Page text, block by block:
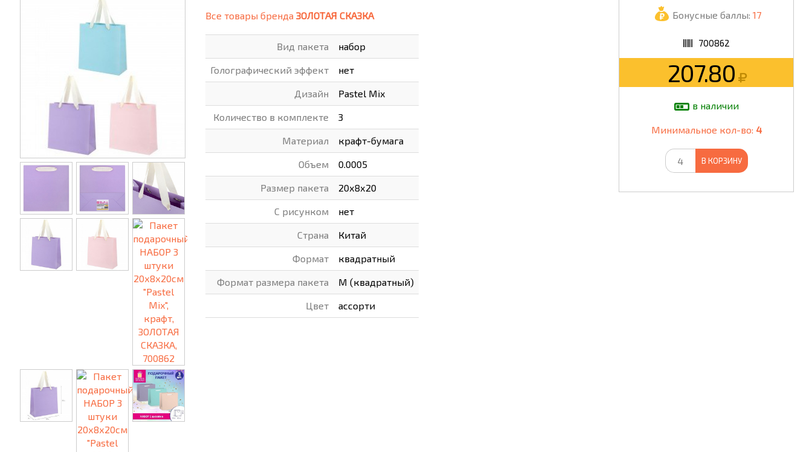
ХОББИ И ТВОРЧЕСТВО ХОЗТОВАРЫ
ШКОЛА
ЭЛЕКТРОТОВАРЫ И ОСВЕЩЕНИЕ
Бонусные баллы: 17
700862
207.80
в наличии
Минимальное кол-во: 4
В КОРЗИНУ
Все товары бренда ЗОЛОТАЯ СКАЗКА
Вид пакета набор
Голографический эффект нет
Дизайн Pastel Mix
Количество в комплекте 3
Материал крафт-бумага
Объем 0.0005
Размер пакета 20х8х20
С рисунком нет
Страна Китай
Формат квадратный
Формат размера пакета M (квадратный)
Цвет ассорти